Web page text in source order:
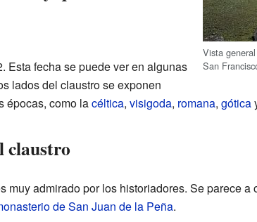
Vista
San
Esta fecha se puede ver en algunas
lados del claustro se exponen
épocas, como lacéltica, visigoda, romana, gótica
claustro
admirado por los historiadores. Se parece a
de San Juan de la Peña.